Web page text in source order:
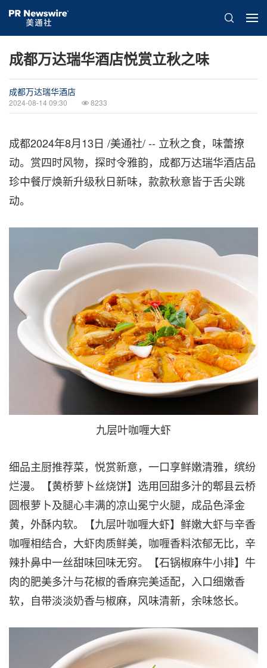
成都万达瑞华酒店悦赏立秋之味
成都万达瑞华酒店
2024-08-14 09:30 8233
成都2024年8月13日 /美通社/ -- 立秋之食，味蕾撩
动。赏四时风物，探时令雅韵，成都万达瑞华酒店品
珍中餐厅焕新升级秋日新味，款款秋意皆于舌尖跳
动。
九层叶咖喱大虾
细品主厨推荐菜，悦赏新意，一口享鲜嫩清雅，缤纷
烂漫。【黄桥萝卜丝烧饼】选用回甜多汁的郫县云桥
圆根萝卜及腿心丰满的凉山冕宁火腿，成品色泽金
黄，外酥内软。【九层叶咖喱大虾】鲜嫩大虾与辛香
咖喱相结合，大虾肉质鲜美，咖喱香料浓郁无比，辛
辣扑鼻中一丝甜味回味无穷。【石锅椒麻牛小排】牛
肉的肥美多汁与花椒的香麻完美适配，入口细嫩香
软，自带淡淡奶香与椒麻，风味清新，余味悠长。